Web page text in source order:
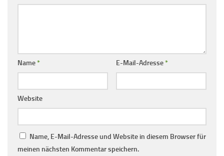
Name* E-Mail-Adresse*
Website
Name, E-Mail-Adresse und Website in diesem Browser für
meinen nächsten Kommentar speichern.